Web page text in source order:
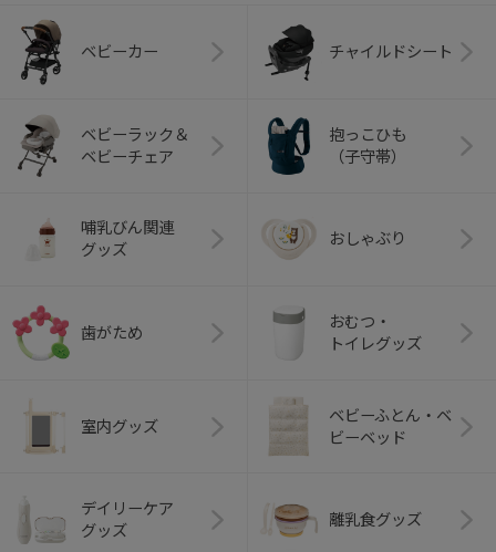
ベビーカー チャイルドシート
ベビーラック＆
ベビーチェア
抱っこひも
（子守帯）
哺乳びん関連
グッズ
おしゃぶり
歯がため
おむつ・
トイレグッズ
室内グッズ
ベビーふとん・ベ
ビーベッド
デイリーケア
グッズ
離乳食グッズ